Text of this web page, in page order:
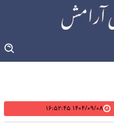
۱۴۰۴/۰۹/۰۸ ۱۶:۵۲:۴۵